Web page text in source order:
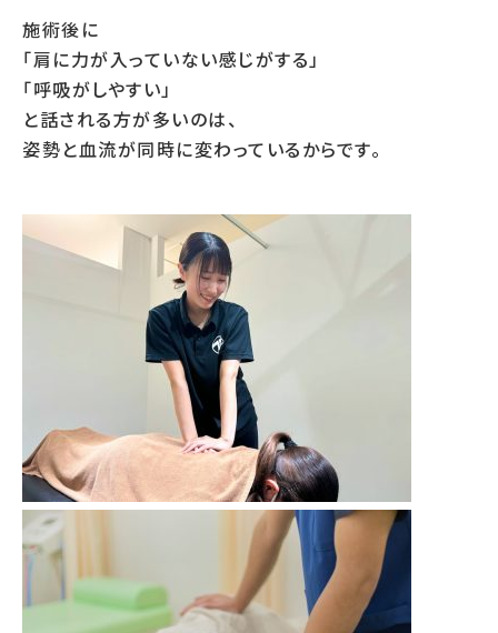
施術後に
「肩に力が入っていない感じがする」
「呼吸がしやすい」
と話される方が多いのは、
姿勢と血流が同時に変わっているからです。